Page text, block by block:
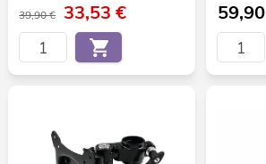
39,90 € 33,53€ 59,90